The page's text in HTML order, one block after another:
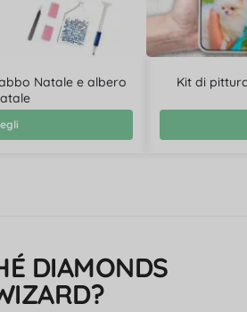
Natale e albero
Kit di
DIAMONDS